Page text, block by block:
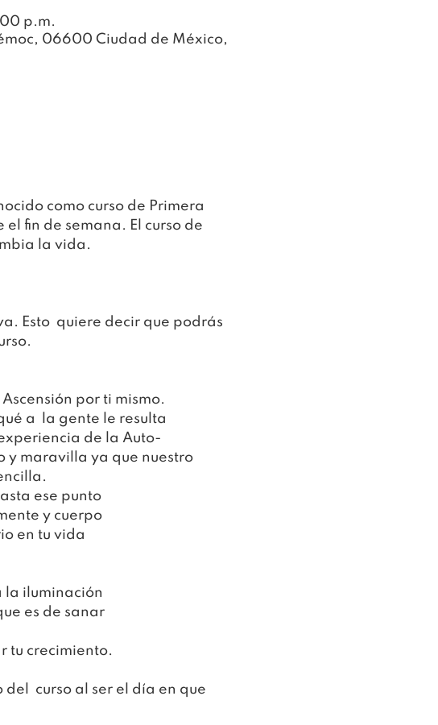
p.m.
06600 Ciudad de México,
como curso de Primera
fin de semana. El curso de
la vida.
Esto  quiere decir que podrás
por ti mismo.
a  la gente le resulta
de la Auto-
y maravilla ya que nuestro
ese punto
y cuerpo
en tu vida
la iluminación
es de sanar
tu crecimiento.
curso al ser el día en que